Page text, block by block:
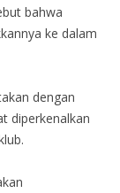
bahwa
ke dalam
dengan
diperkenalkan